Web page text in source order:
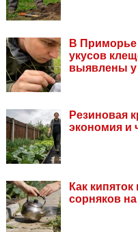
В Приморье
укусов
выявлены
Резиновая
экономия и
Как
сорняков